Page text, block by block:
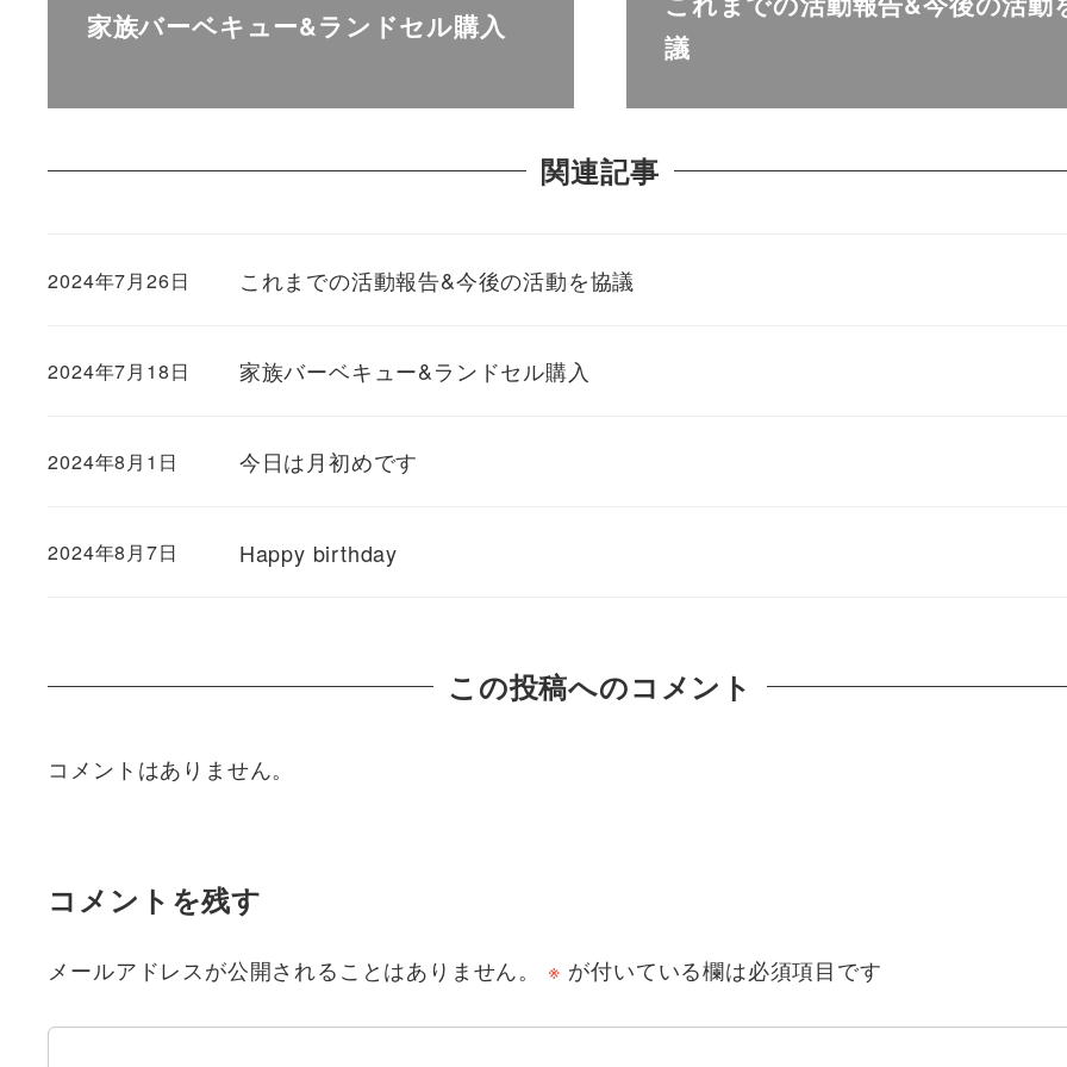
家族バーベキュー&ランドセル購入
議
関連記事
これまでの活動報告&今後の活動を協議
2024年7月26日
家族バーベキュー&ランドセル購入
2024年7月18日
今日は月初めです
2024年8月1日
Happy birthday
2024年8月7日
この投稿へのコメント
コメントはありません。
コメントを残す
メールアドレスが公開されることはありません。 ※ が付いている欄は必須項目です